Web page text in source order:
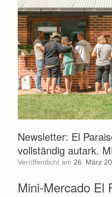
Newsletter: El
vollständig autark.
Veröffentlicht am 26. März
Mini-Mercado El